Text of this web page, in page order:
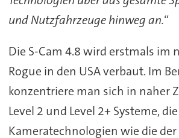
und Nutzfahrzeuge hinweg an.“
Die S-Cam 4.8 wird erstmals im
Rogue in den USA verbaut. Im
konzentriere man sich in naher
Level 2 und Level 2+ Systeme,
Kameratechnologien wie die der